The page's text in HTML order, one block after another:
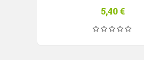
5,40 €